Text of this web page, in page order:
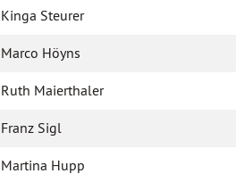
Kinga Steurer
Marco Höyns
Ruth Maierthaler
Franz Sigl
Martina Hupp